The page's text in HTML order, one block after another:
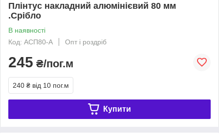
Плінтус накладний алюмінієвий 80 мм
.Срібло
В наявності
Код: АСП80-А
Опт і роздріб
245 ₴/пог.м
240 ₴ від 10 пог.м
Купити